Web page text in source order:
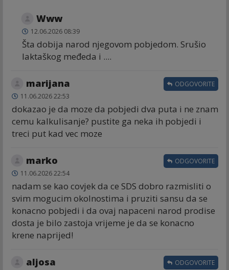
Www
12.06.2026 08:39
Šta dobija narod njegovom pobjedom. Srušio
laktaškog međeda i ....
marijana
11.06.2026 22:53
dokazao je da moze da pobjedi dva puta i ne znam
cemu kalkulisanje? pustite ga neka ih pobjedi i
treci put kad vec moze
ODGOVORITE
marko
11.06.2026 22:54
nadam se kao covjek da ce SDS dobro razmisliti o
svim mogucim okolnostima i pruziti sansu da se
konacno pobjedi i da ovaj napaceni narod prodise
dosta je bilo zastoja vrijeme je da se konacno
krene naprijed!
ODGOVORITE
aljosa ODGOVORITE